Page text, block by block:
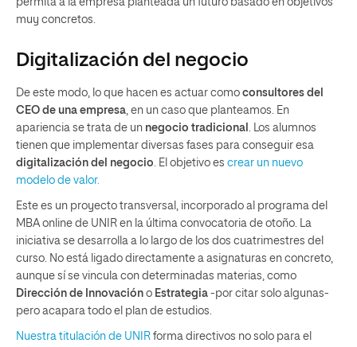
permita a la empresa planteada un futuro basado en objetivos
muy concretos.
Digitalización del negocio
De este modo, lo que hacen es actuar como consultores del
CEO de una empresa, en un caso que planteamos. En
apariencia se trata de un negocio tradicional . Los alumnos
tienen que implementar diversas fases para conseguir esa
digitalización del negocio. El objetivo es crear un nuevo
modelo de valor.
Este es un proyecto transversal, incorporado al programa del
MBA online de UNIR en la última convocatoria de otoño. La
iniciativa se desarrolla a lo largo de los dos cuatrimestres del
curso. No está ligado directamente a asignaturas en concreto,
aunque sí se vincula con determinadas materias, como
Dirección de Innovación o Estrategia -por citar solo algunas-
pero acapara todo el plan de estudios.
Nuestra titulación de UNIR forma directivos no solo para el